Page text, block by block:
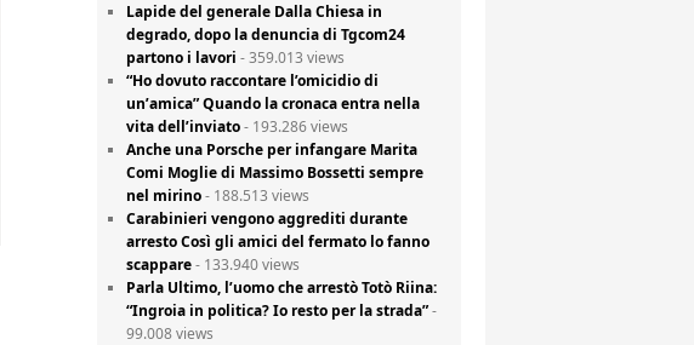
Lapide del generale Dalla Chiesa in
degrado, dopo la denuncia di Tgcom24
partono i lavori - 359.013 views
“Ho dovuto raccontare l’omicidio di
un’amica” Quando la cronaca entra nella
vita dell’inviato- 193.286 views
Anche una Porsche per infangare Marita
Comi Moglie di Massimo Bossetti sempre
nel mirino- 188.513 views
Carabinieri vengono aggrediti durante
arresto Così gli amici del fermato lo fanno
scappare- 133.940 views
Parla Ultimo, l’uomo che arrestò Totò Riina:
“Ingroia in politica? Io resto per la strada”-
99.008 views